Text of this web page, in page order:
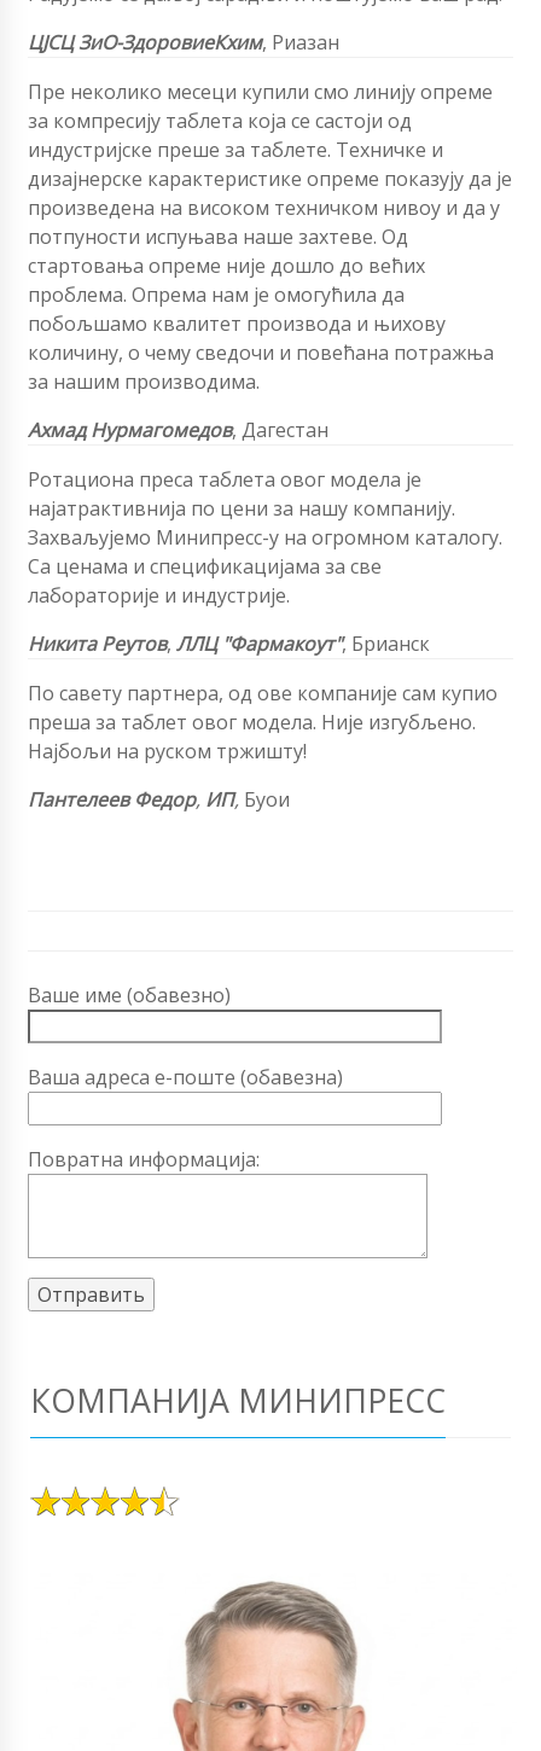
ЦЈСЦ ЗиО-ЗдоровиеКхим, Риазан
Пре неколико месеци купили смо линију опреме
за компресију таблета која се састоји од
индустријске преше за таблете. Техничке и
дизајнерске карактеристике опреме показују да је
произведена на високом техничком нивоу и да у
потпуности испуњава наше захтеве. Од
стартовања опреме није дошло до већих
проблема. Опрема нам је омогућила да
побољшамо квалитет производа и њихову
количину, о чему сведочи и повећана потражња
за нашим производима.
Ахмад Нурмагомедов, Дагестан
Ротациона преса таблета овог модела је
најатрактивнија по цени за нашу компанију.
Захваљујемо Минипресс-у на огромном каталогу.
Са ценама и спецификацијама за све
лабораторије и индустрије.
Никита Реутов, ЛЛЦ "Фармакоут", Брианск
По савету партнера, од ове компаније сам купио
преша за таблет овог модела. Није изгубљено.
Најбољи на руском тржишту!
Пантелеев Федор, ИП, Буои
Ваше име (обавезно)
Ваша адреса е-поште (обавезна)
Повратна информација:
КОМПАНИЈА МИНИПРЕСС